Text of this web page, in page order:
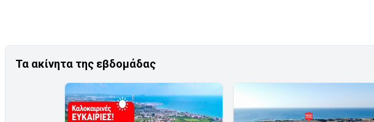
Τα ακίνητα της εβδομάδας